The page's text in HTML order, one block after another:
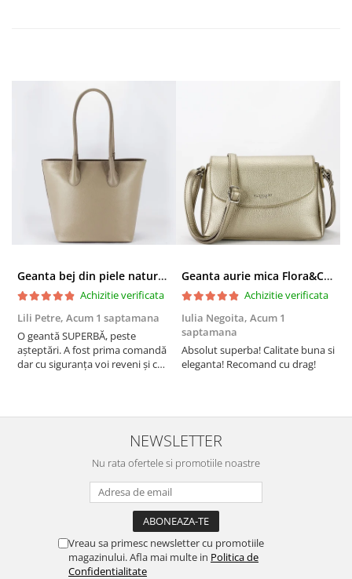
Geanta bej din piele naturala 8966 123
Achizitie verificata
Lili Petre, Acum 1 saptamana
O geantă SUPERBĂ, peste
așteptări. A fost prima comandă
dar cu siguranța voi reveni și cu
doua zi). RECOMAND SOFILINE!!!
Geanta aurie mica Flora&CO Paris H6930 16
Achizitie verificata
Iulia Negoita, Acum 1
saptamana
Absolut superba! Calitate buna si
eleganta! Recomand cu drag!
NEWSLETTER
Nu rata ofertele si promotiile noastre
Vreau sa primesc newsletter cu promotiile
magazinului. Afla mai multe in Politica de
Confidentialitate